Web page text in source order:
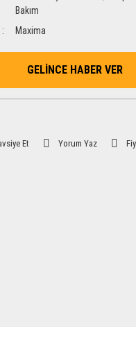
Bakım
Maxima
GELİNCE HABER VER
Et Yorum Yaz